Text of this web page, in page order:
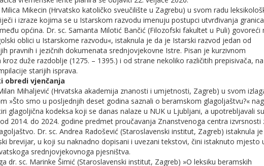
Milica Mikecin (Hrvatsko katoličko sveučilište u Zagrebu) u svom radu
i izraze kojima se u Istarskom razvodu imenuju postupci utvrđivanja granica
općina. Dr. sc. Samanta Milotić Bančić (Filozofski fakultet u Puli) govoreći
oblici u Istarskome razvodu«, istaknula je da je Istarski razvod jedan od
pravnih i jezičnih dokumenata srednjovjekovne Istre. Pisan je kurzivnom
duže razdoblje (1275. – 1395.) i od strane nekoliko različitih prepisivača, na
starijih isprava.
obredi vjenčanja
Mihaljević (Hrvatska akademija znanosti i umjetnosti, Zagreb) u svom
»Što smo u posljednjih deset godina saznali o beramskom glagoljaštvu?«
glagoljična kodeksa koji se danas nalaze u NUK u Ljubljani, a upotrebljavali
2014. do 2024. godine predmet proučavanja Znanstvenoga centra izvrsnosti
Dr. sc. Andrea Radošević (Staroslavenski institut, Zagreb) istaknula
brevijar, u koji su naknadno dopisani i uvezani tekstovi, čini istaknuto mjesto
srednjovjekovnoga pjesništva.
dr. sc. Marinke Šimić (Staroslavenski institut, Zagreb) »O leksiku beramskih